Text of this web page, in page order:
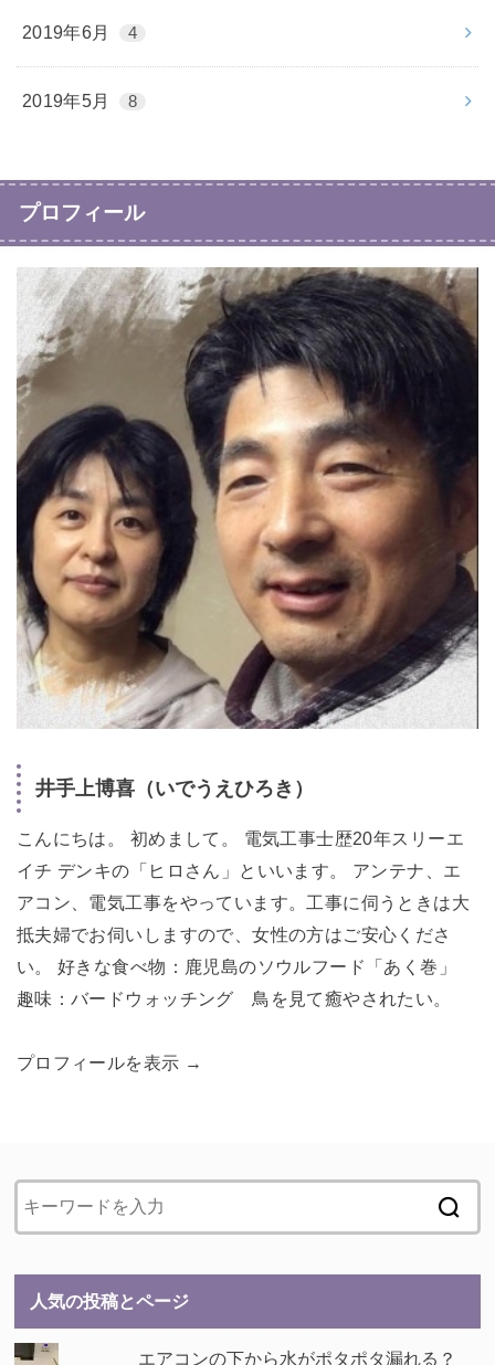
2019年6月 4
2019年5月 8
プロフィール
井手上博喜（いでうえひろき）
こんにちは。 初めまして。 電気工事士歴20年スリーエ
イチ デンキの「ヒロさん」といいます。 アンテナ、エ
アコン、電気工事をやっています。工事に伺うときは大
抵夫婦でお伺いしますので、女性の方はご安心くださ
い。 好きな食べ物：鹿児島のソウルフード「あく巻」
趣味：バードウォッチング 鳥を見て癒やされたい。
プロフィールを表示 →
人気の投稿とページ
エアコンの下から水がポタポタ漏れる？